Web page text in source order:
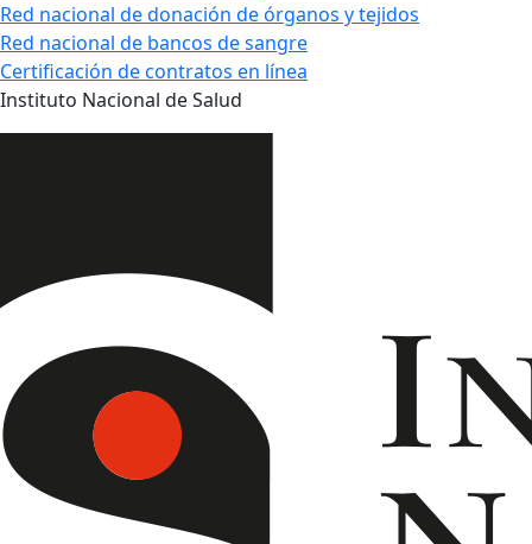
Red nacional de donación de órganos y tejidos
Red nacional de bancos de sangre
Certificación de contratos en línea
Instituto Nacional de Salud